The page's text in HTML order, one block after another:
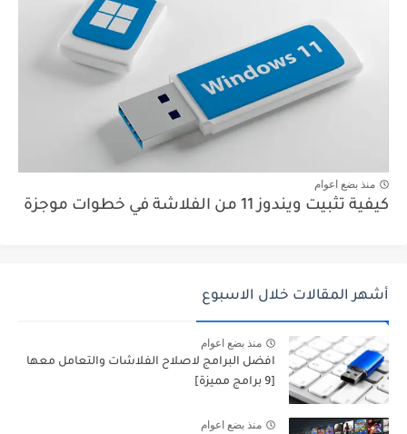
منذ بضع اعوام
كيفية تثبيت ويندوز 11 من الفلاشة في خطوات موجزة
أشهر المقالات خلال الاسبوع
منذ بضع اعوام
افضل البرامج لاصلاح الفلاشات والتعامل معها
[9 برامج مميزة]
منذ بضع اعوام